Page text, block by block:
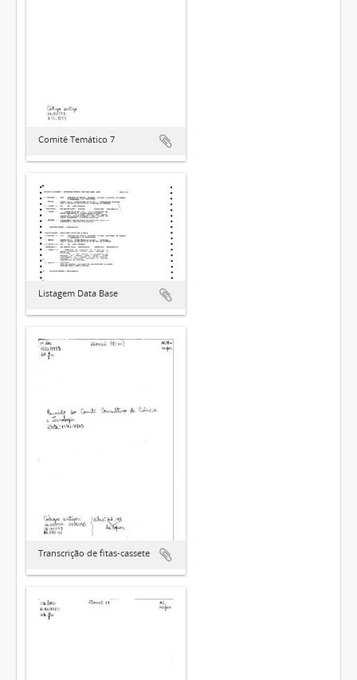
Comitê Temático 7
Listagem Data Base
Transcrição de fitas-cassete